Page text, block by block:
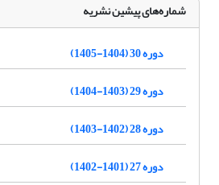
شماره‌های پیشین نشریه
دوره 30 (1404-1405)
دوره 29 (1403-1404)
دوره 28 (1402-1403)
دوره 27 (1401-1402)